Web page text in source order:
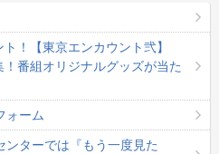
！【東京エンカウント弐】
！番組オリジナルグッズが当た
ォーム
ンターでは『もう一度見た